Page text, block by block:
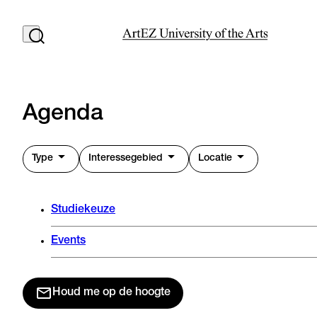
Agenda
Type Interessegebied Locatie
Studiekeuze
Events
Houd me op de hoogte